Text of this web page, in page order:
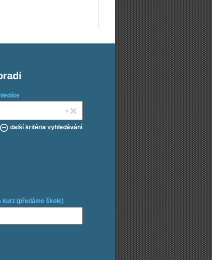
další kritéria vyhledávání
kurz (předáme škole)